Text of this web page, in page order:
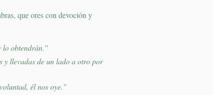
que ores con devoción y
lo obtendrán.”
y llevadas de un lado a otro por
él nos oye."